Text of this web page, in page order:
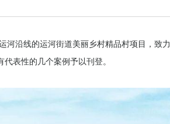
河沿线的运河街道美丽乡村精品村项目，致力
表性的几个案例予以刊登。